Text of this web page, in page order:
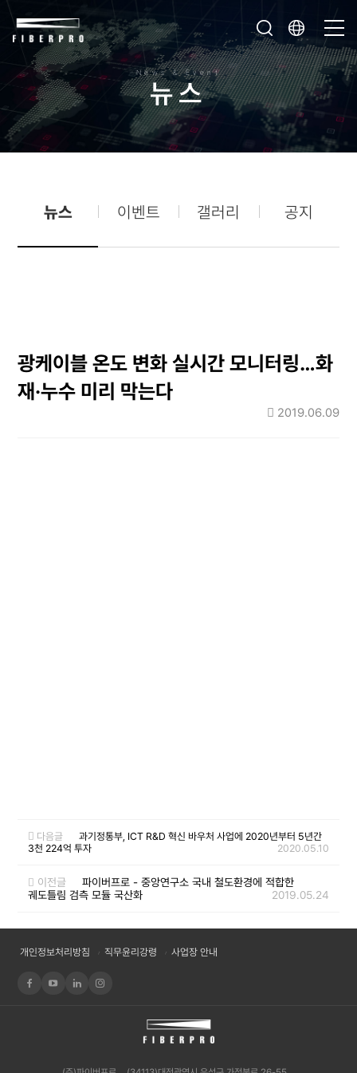
News & Event
뉴스
뉴스 이벤트 갤러리 공지
광케이블 온도 변화 실시간 모니터링…화
재·누수 미리 막는다
2019.06.09
다음글
과기정통부, ICT R&D 혁신 바우처 사업에 2020년부터 5년간
3천 224억 투자
2020.05.10
이전글
파이버프로 - 중앙연구소 국내 철도환경에 적합한
궤도틀림 검측 모듈 국산화
2019.05.24
개인정보처리방침 직무윤리강령 사업장 안내